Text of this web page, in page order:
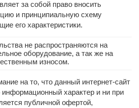
за собой право вносить
и принципиальную схему
его характеристики.
не распространяются на
оборудование, а так же на
износом.
на то, что данный интернет-сайт
информационный характер и ни при
публичной офертой,